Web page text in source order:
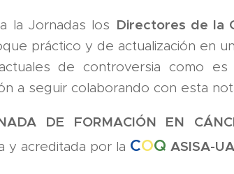
la Jornadas los Directores de la
práctico y de actualización en
de controversia como
a seguir colaborando con esta
DE FORMACIÓN EN
y acreditada por la COQ ASISA-